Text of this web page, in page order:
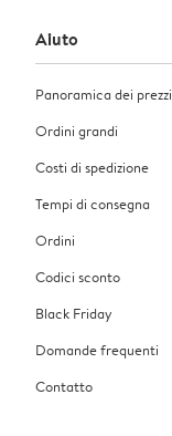
Aiuto
Panoramica dei prezzi
Ordini grandi
Costi di spedizione
Tempi di consegna
Ordini
Codici sconto
Black Friday
Domande frequenti
Contatto